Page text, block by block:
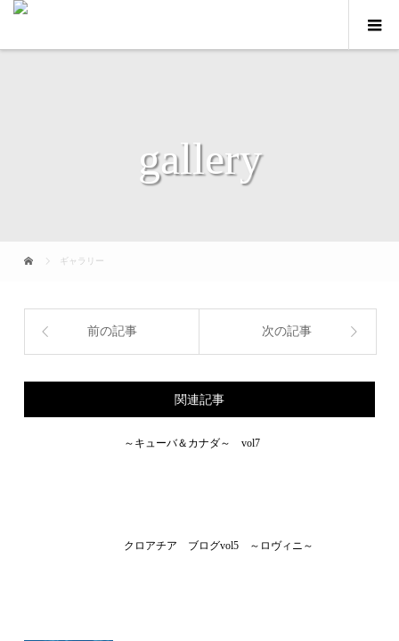
gallery
ギャラリー
前の記事 次の記事
関連記事
～キューバ＆カナダ～ vol7
クロアチア ブログvol5 ～ロヴィニ～